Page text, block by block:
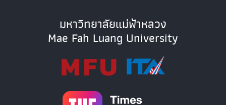
มหาวิทยาลัยแม่ฟ้าหลวง
Mae Fah Luang University